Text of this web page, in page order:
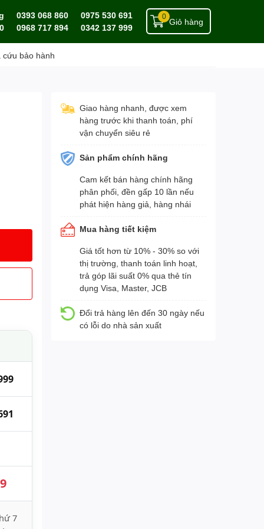
0393 068 860
0968 717 894
0975 530 691
0342 137 999
Giỏ hàng
0
cứu bảo hành
7
Giao hàng nhanh, được xem
hàng trước khi thanh toán, phí
vận chuyển siêu rẻ
Sản phẩm chính hãng
Cam kết bán hàng chính hãng
phân phối, đền gấp 10 lần nếu
phát hiện hàng giả, hàng nhái
Mua hàng tiết kiệm
Giá tốt hơn từ 10% - 30% so với
thị trường, thanh toán linh hoạt,
trả góp lãi suất 0% qua thẻ tín
dụng Visa, Master, JCB
Đổi trả hàng lên đến 30 ngày nếu
có lỗi do nhà sản xuất